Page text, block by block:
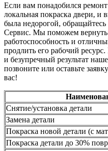
Если вам понадобился
локальная покраска двери, и
была недорогой,
Сервис. Мы поможем
работоспособность и
продлить его рабочий
и безупречный результат
позвоните или оставьте
вас!
Снятие/установка детали
Замена детали
Покраска новой детали (с
Покраска детали до 30%